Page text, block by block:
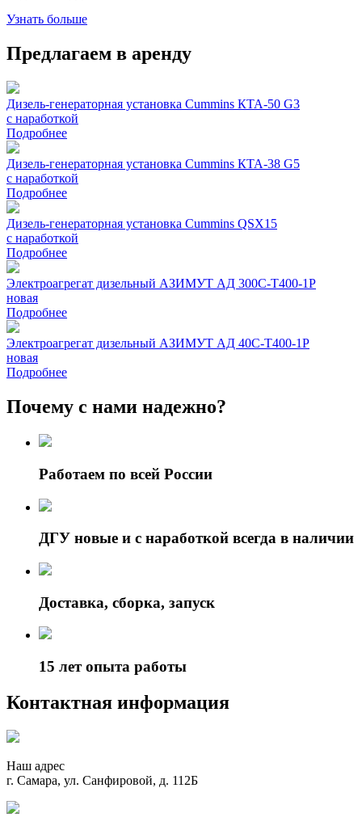
Узнать больше
Предлагаем в аренду
Дизель-генераторная установка Cummins КТА-50 G3
с наработкой
Подробнее
Дизель-генераторная установка Cummins КТА-38 G5
с наработкой
Подробнее
Дизель-генераторная установка Cummins QSX15
с наработкой
Подробнее
Электроагрегат дизельный АЗИМУТ АД 300С-Т400-1Р
новая
Подробнее
Электроагрегат дизельный АЗИМУТ АД 40С-Т400-1Р
новая
Подробнее
Почему с нами надежно?
Работаем по всей России
ДГУ новые и с наработкой всегда в наличии
Доставка, сборка, запуск
15 лет опыта работы
Контактная информация
Наш адрес
г. Самара, ул. Санфировой, д. 112Б